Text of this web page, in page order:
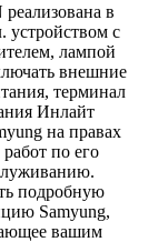
в
устройством с
лампой
внешние
терминал
Инлайт
на правах
по его
подробную
Samyung,
вашим